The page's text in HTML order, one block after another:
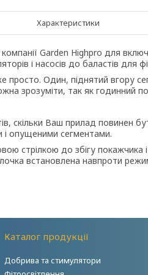
Характеристики
Garden Highpro для
і насосів до баластів для
Один, піднятий вгору
зрозуміти, так як годинний
скільки Ваш прилад повинен
і опущеними сегментами.
стрілкою до збігу покажчика
встановлена ​​навпроти
Каталог продукції
Добрива та стимулятори